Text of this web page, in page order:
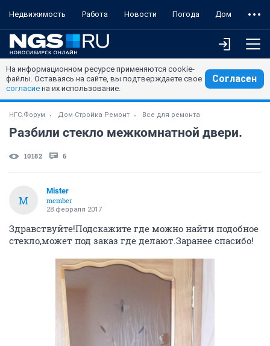
Недвижимость Работа Новости Погода Дом
На информационном ресурсе применяются cookie-
файлы. Оставаясь на сайте, вы подтверждаете свое
согласие на их использование.
Согласен
НГС.Форум Дом Стройка Ремонт Все для ремонта
Разбили стекло межкомнатной двери.
10182 6
M
Mister
member
28 февраля 2017
Здравствуйте!Подскажите где можно найти подобное
стекло,может под заказ где делают.Заранее спасибо!